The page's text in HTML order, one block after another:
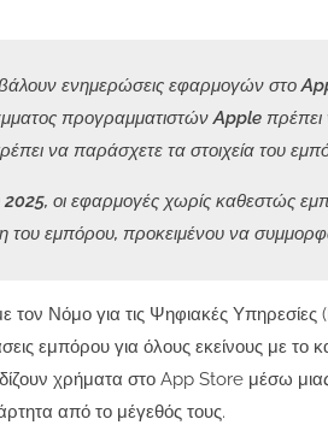
ενημερώσεις εφαρμογών στο
προγραμματιστών Apple
να παράσχετε τα στοιχεία του
οι εφαρμογές χωρίς καθεστώς
του εμπόρου, προκειμένου να
τον Νόμο για τις Ψηφιακές
εμπόρου για όλους εκείνους με
χρήματα στο App Store μέσω
από το μέγεθός τους.